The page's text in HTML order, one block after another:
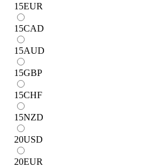
15EUR
15CAD
15AUD
15GBP
15CHF
15NZD
20USD
20EUR